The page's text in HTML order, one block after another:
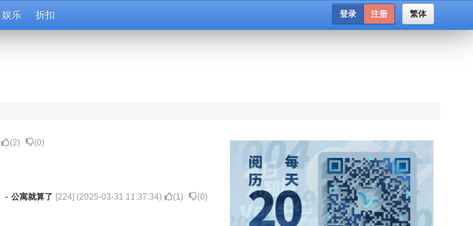
娱乐 折扣 繁体
登录 注册
(2) (0)
- 公寓就算了 [224] (2025-03-31 11:37:34) (1) (0)